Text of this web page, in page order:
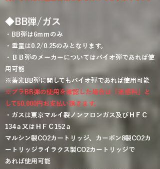
◆BB弾/ガス
・BB弾は6ｍｍのみ
​・重量は0.2/0.25のみとなります。
​​・ＢＢ弾のメーカーについてはバイオ弾であれば使
用可能
※蓄光BB弾に関してもバイオ弾であれば使用可能
※プラBB弾の使用を確認した場合は『迷惑料』と
して50,000円お支払い頂きます。
・ガスは東京マルイ製ノンフロンガス及びＨＦＣ
134ａ又はＨＦＣ152ａ
マルシン製CO2カートリッジ、カーボン8製CO2カ
ートリッジ ライラクス製CO2カートリッジで
あれば使用可能